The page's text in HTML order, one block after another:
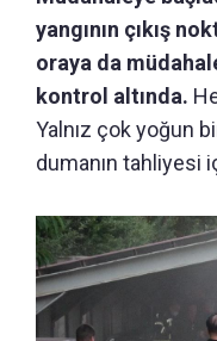
yangının çıkış
oraya da
kontrol altında.
Yalnız çok yoğun
dumanın tahliyesi